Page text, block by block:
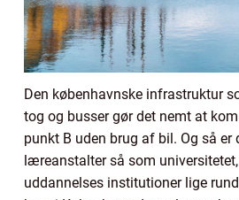
Den københavnske infrastruktur
tog og busser gør det nemt at
punkt B uden brug af bil. Og så er
læreanstalter så som
uddannelses institutioner lige